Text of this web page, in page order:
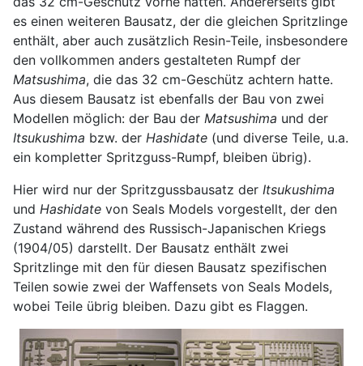
es einen weiteren Bausatz, der die gleichen Spritzlinge
enthält, aber auch zusätzlich Resin-Teile, insbesondere
den vollkommen anders gestalteten Rumpf der
Matsushima, die das 32 cm-Geschütz achtern hatte.
Aus diesem Bausatz ist ebenfalls der Bau von zwei
Modellen möglich: der Bau der Matsushima und der
Itsukushima bzw. der Hashidate (und diverse Teile, u.a.
ein kompletter Spritzguss-Rumpf, bleiben übrig).
Hier wird nur der Spritzgussbausatz der Itsukushima
und Hashidate von Seals Models vorgestellt, der den
Zustand während des Russisch-Japanischen Kriegs
(1904/05) darstellt. Der Bausatz enthält zwei
Spritzlinge mit den für diesen Bausatz spezifischen
Teilen sowie zwei der Waffensets von Seals Models,
wobei Teile übrig bleiben. Dazu gibt es Flaggen.